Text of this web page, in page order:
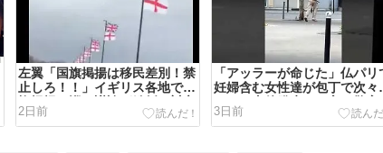
左翼「国旗掲揚は移民差別！禁
止しろ！！」イギリス各地で国
旗掲揚を巡る議論が紛糾…対立
深まる[海外の反応]
2日前
「アッラーが命じた」仏パリ
妊婦含む女性達が包丁で次々
される事件発生…一方、警察
局は犯人情報を完全隠蔽[海外
の反応]
3日前